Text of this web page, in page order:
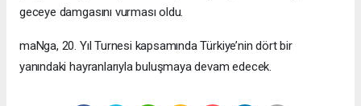
geceye damgasını vurması oldu.
maNga, 20. Yıl Turnesi kapsamında Türkiye’nin dört bir
yanındaki hayranlarıyla buluşmaya devam edecek.